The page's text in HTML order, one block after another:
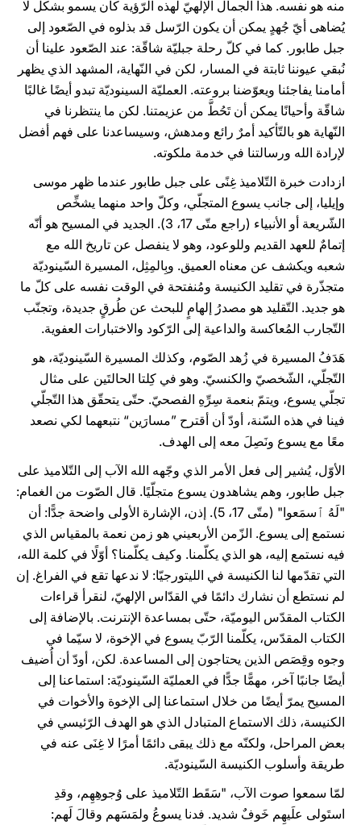
منه هو نفسه. هذا الجمال الإلهيّ لهذه الرّؤية كان يسمو بشكل لا
يُضاهى أيّ جُهدٍ يمكن أن يكون الرّسل قد بذلوه في الصّعود إلى
جبل طابور. كما في كلّ رحلة جبليّة شاقّة: عند الصّعود علينا أن
نُبقي عيوننا ثابتة في المسار، لكن في النّهاية، المشهد الذي يظهر
أمامنا يفاجئنا ويعوّضنا بروعته. العمليّة السينوديّة تبدو أيضًا غالبًا
شاقّة وأحيانًا يمكن أن تَحُطَّ من عزيمتنا. لكن ما ينتظرنا في
النّهاية هو بالتّأكيد أمرٌ رائع ومدهش، وسيساعدنا على فهم أفضل
لإرادة الله ورسالتنا في خدمة ملكوته.
ازدادت خبرة التّلاميذ غِنًى على جبل طابور عندما ظهر موسى
وإيليا، إلى جانب يسوع المتجلّي، وكلّ واحد منهما يشخِّص
الشّريعة أو الأنبياء (راجع متّى 17، 3). الجديد في المسيح هو أنّه
إتمامٌ للعهد القديم وللوعود، وهو لا ينفصل عن تاريخ الله مع
شعبه ويكشف عن معناه العميق. وبِالمِثِل، المسيرة السّينوديّة
متجذّرة في تقليد الكنيسة ومُنفتحة في الوقت نفسه على كلّ ما
هو جديد. التّقليد هو مصدرُ إلهامٍ للبحث عن طُرقٍ جديدة، وتجنّب
التّجارب المُعاكسة والداعية إلى الرّكود والاختبارات العفوية.
هَدَفُ المسيرة في زُهد الصّوم، وكذلك المسيرة السّينوديّة، هو
التّجلّي، الشّخصيّ والكنسيّ. وهو في كِلتا الحالتَين على مثال
تجلّي يسوع، ويتمّ بنعمة سِرِّهِ الفصحيّ. حتّى يتحقّق هذا التّجلّي
فينا في هذه السّنة، أودّ أن أقترح ”مسارَين“ نتبعهما لكي نصعد
معًا مع يسوع ونَصِلَ معه إلى الهدف.
الأوّل، يُشير إلى فعل الأمر الذي وجّهه الله الآب إلى التّلاميذ على
جبل طابور، وهم يشاهدون يسوع متجلّيًا. قال الصّوت من الغمام:
"لَهُ ٱسمَعوا" (متّى 17، 5). إذن، الإشارة الأولى واضحة جدًّا: أن
نستمع إلى يسوع. الزّمن الأربعيني هو زمن نعمة بالمقياس الذي
فيه نستمع إليه، هو الذي يكلّمنا. وكيف يكلّمنا؟ أوّلًا في كلمة الله،
التي تقدّمها لنا الكنيسة في الليتورجيّا: لا ندعها تقع في الفراغ. إن
لم نستطع أن نشارك دائمًا في القدّاس الإلهيّ، لنقرأ قراءات
الكتاب المقدّس اليوميّة، حتّى بمساعدة الإنترنت. بالإضافة إلى
الكتاب المقدّس، يكلّمنا الرّبّ يسوع في الإخوة، لا سيّما في
وجوه وقِصَص الذين يحتاجون إلى المساعدة. لكن، أودّ أن أُضيف
أيضًا جانبًا آخر، مهمًّا جدًّا في العمليّة السّينوديّة: استماعنا إلى
المسيح يمرّ أيضًا من خلال استماعنا إلى الإخوة والأخوات في
الكنيسة، ذلك الاستماع المتبادل الذي هو الهدف الرّئيسي في
بعض المراحل، ولكنّه مع ذلك يبقى دائمًا أمرًا لا غِنَى عنه في
طريقة وأسلوب الكنيسة السّينوديّة.
لمّا سمعوا صوت الآب، "سَقَط التّلاميذ على وُجوهِهِم، وقدِ
استَولى علَيهِم خَوفٌ شديد. فدنا يسوعُ ولمَسَهم وقالَ لَهم: